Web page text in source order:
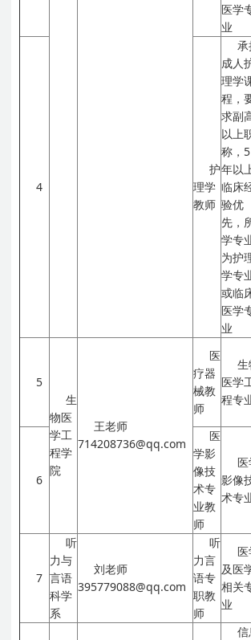
医学
业
4
护
理学
教师
承
成人
理学
程，
求副
以上
称，5
年以
临床
验优
先，
学专
为护
学专
或临
医学
业
5
生
物医
学工
程学
院
王老师
714208736@qq.com
医
疗器
械教
师
生
医学
程专
6
医
学影
像技
术专
业教
师
影像
术专
7
听
力与
言语
科学
系
刘老师
395779088@qq.com
听
力言
语专
职教
师
及医
相关
业
信